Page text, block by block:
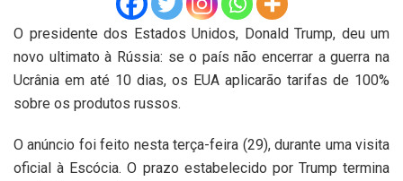
O presidente dos Estados Unidos, Donald Trump, deu um
novo ultimato à Rússia: se o país não encerrar a guerra na
Ucrânia em até 10 dias, os EUA aplicarão tarifas de 100%
sobre os produtos russos.
O anúncio foi feito nesta terça-feira (29), durante uma visita
oficial à Escócia. O prazo estabelecido por Trump termina